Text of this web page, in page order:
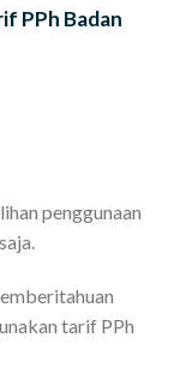
PPh Badan
penggunaan
tarif PPh